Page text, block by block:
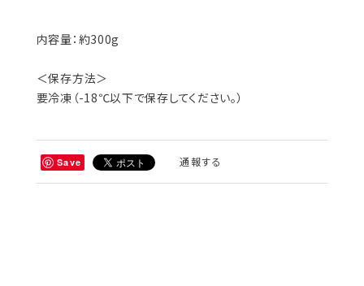
内容量：約300g
＜保存方法＞
要冷凍（-18℃以下で保存してください。）
Save 通報する